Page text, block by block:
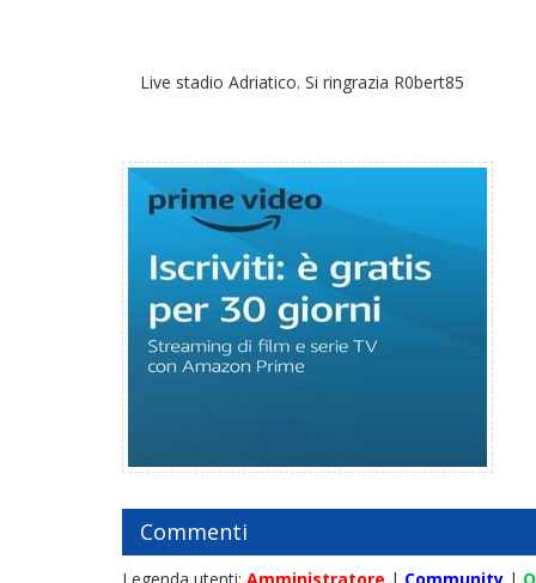
Live stadio Adriatico. Si ringrazia R0bert85
Commenti